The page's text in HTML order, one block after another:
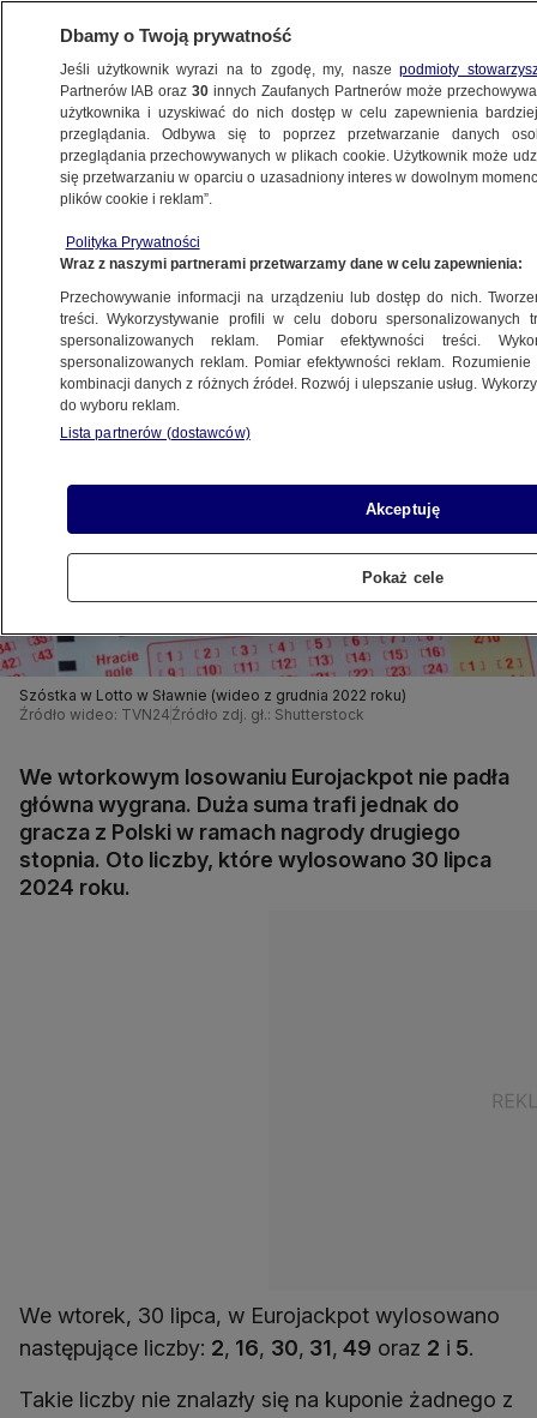
BIZNES
Z KRAJU
30.07.2024, 21:41
Udostępnij
Szóstka w Lotto w Sławnie (wideo z grudnia 2022 roku)
Źródło wideo: TVN24 Źródło zdj. gł.: Shutterstock
We wtorkowym losowaniu Eurojackpot nie padła
główna wygrana. Duża suma trafi jednak do
gracza z Polski w ramach nagrody drugiego
stopnia. Oto liczby, które wylosowano 30 lipca
2024 roku.
We wtorek, 30 lipca, w Eurojackpot wylosowano
następujące liczby: 2, 16, 30, 31, 49 oraz 2 i 5.
Takie liczby nie znalazły się na kuponie żadnego z
Dbamy o Twoją prywatność
Jeśli użytkownik wyrazi na to zgodę, my, naszepodmioty
Partnerów IAB oraz30 innych Zaufanych Partnerów może
użytkownika i uzyskiwać do nich dostęp w celu zapewnienia
przeglądania. Odbywa się to poprzez przetwarzanie danych
przeglądania przechowywanych w plikach cookie. Użytkownik może
się przetwarzaniu w oparciu o uzasadniony interes w dowolnym
plików cookie i reklam”.
Polityka Prywatności
Wraz z naszymi partnerami przetwarzamy dane w celu zapewnienia:
Przechowywanie informacji na urządzeniu lub dostęp do nich.
treści. Wykorzystywanie profili w celu doboru spersonalizowanych
spersonalizowanych reklam. Pomiar efektywności treści.
spersonalizowanych reklam. Pomiar efektywności reklam.
kombinacji danych z różnych źródeł. Rozwój i ulepszanie usług.
do wyboru reklam.
Lista partnerów (dostawców)
Akceptuję
Pokaż cele